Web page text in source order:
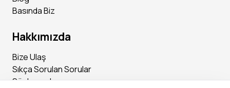
verileriniz, Mudo Mağazaları A.Ş. tarafından, çalışan adayı /
stajyer / öğrenci seçme ve yerleştirme süreçlerinin yürütül
azete’de yayımlanan 6698 sayılı Kişisel Verilerin Korunması
Kanunu kapsamında, veri sorumlusu sıfatıyla işlenecektir. D
etaylı bilgiye internet sitemizde yer alan (https://www.mud
o.com.tr/genel-aydinlatma-metni) Aydınlatma Metni içerisi
ndeki “Çalışan Adayı” ve “Stajyer Adayı’’ alt başlıklarından ul
aşabilirsiniz.
Basında Biz
Hakkımızda
Bize Ulaş
Sıkça Sorulan Sorular
Sözleşmeler